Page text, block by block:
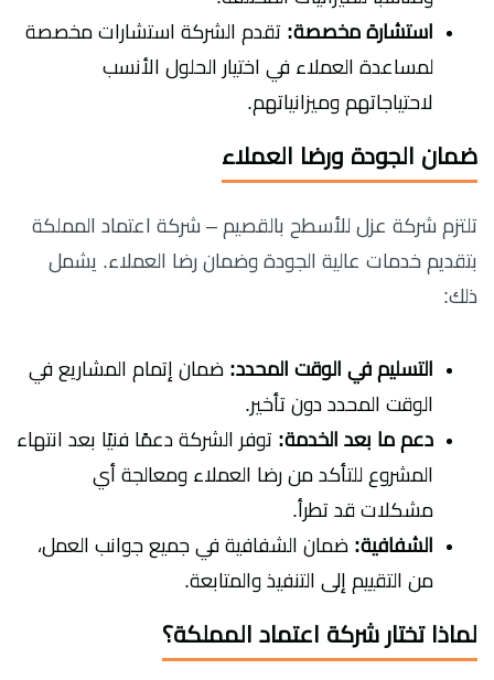
استشارة مخصصة: تقدم الشركة استشارات مخصصة
لمساعدة العملاء في اختيار الحلول الأنسب
لاحتياجاتهم وميزانياتهم.
ضمان الجودة ورضا العملاء
تلتزم شركة عزل للأسطح بالقصيم – شركة اعتماد المملكة
بتقديم خدمات عالية الجودة وضمان رضا العملاء. يشمل
ذلك:
التسليم في الوقت المحدد: ضمان إتمام المشاريع في
الوقت المحدد دون تأخير.
دعم ما بعد الخدمة: توفر الشركة دعمًا فنيًا بعد انتهاء
المشروع للتأكد من رضا العملاء ومعالجة أي
مشكلات قد تطرأ.
الشفافية: ضمان الشفافية في جميع جوانب العمل،
من التقييم إلى التنفيذ والمتابعة.
لماذا تختار شركة اعتماد المملكة؟